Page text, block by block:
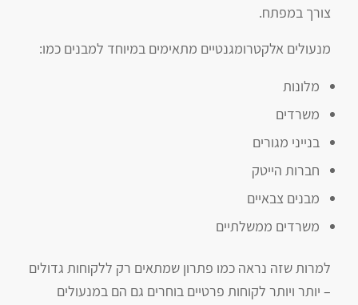
צורך במפתח.
מנעולים אלקטרומגנטיים מתאימים במיוחד למבנים כמו:
מלונות
משרדים
בנייני מגורים
חברות הייטק
מבנים צבאיים
משרדים ממשלתיים
למרות שזה נראה כמו פתרון שמתאים רק ללקוחות גדולים
– יותר ויותר לקוחות פרטיים בוחרים גם הם במנעולים